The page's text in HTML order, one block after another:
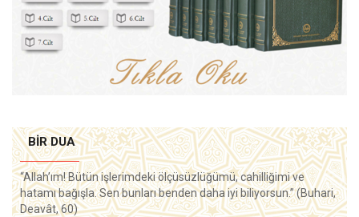
BIR DUA
“Allah’ım! Bütün işlerimdeki ölçüsüzlüğümü, cahilliğimi ve
hatamı bağışla. Sen bunları benden daha iyi biliyorsun.” (Buhari,
Deavât, 60)